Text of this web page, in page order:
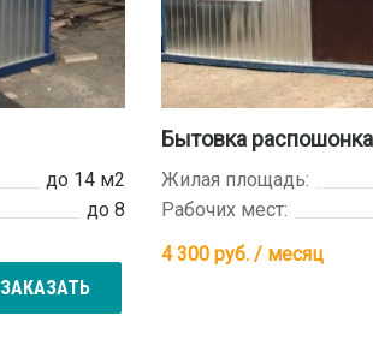
до 14 м2
до 8
ЗАКАЗАТЬ
Бытовка распошонка
Жилая площадь:
Рабочих мест:
4 300руб. / месяц